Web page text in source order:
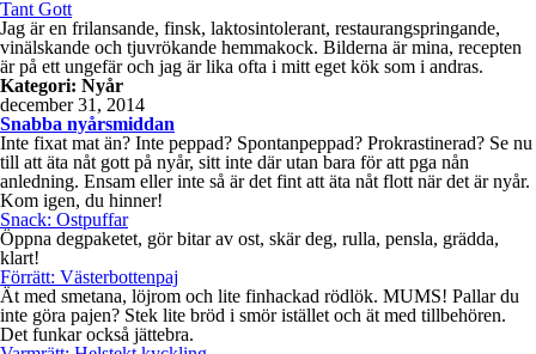
Tant Gott
Jag är en frilansande, finsk, laktosintolerant, restaurangspringande,
vinälskande och tjuvrökande hemmakock. Bilderna är mina, recepten
är på ett ungefär och jag är lika ofta i mitt eget kök som i andras.
Kategori: Nyår
december 31, 2014
Snabba nyårsmiddan
Inte fixat mat än? Inte peppad? Spontanpeppad? Prokrastinerad? Se nu
till att äta nåt gott på nyår, sitt inte där utan bara för att pga nån
anledning. Ensam eller inte så är det fint att äta nåt flott när det är nyår.
Kom igen, du hinner!
Snack: Ostpuffar
Öppna degpaketet, gör bitar av ost, skär deg, rulla, pensla, grädda,
klart!
Förrätt: Västerbottenpaj
Ät med smetana, löjrom och lite finhackad rödlök. MUMS! Pallar du
inte göra pajen? Stek lite bröd i smör istället och ät med tillbehören.
Det funkar också jättebra.